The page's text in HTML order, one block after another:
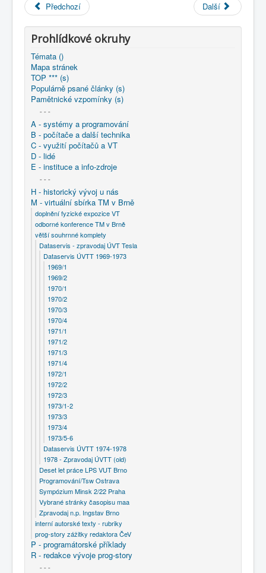
Předchozí Další
Prohlídkové okruhy
Témata ()
Mapa stránek
TOP *** (s)
Populárně psané články (s)
Pamětnické vzpomínky (s)
- - -
A - systémy a programování
B - počítače a další technika
C - využití počítačů a VT
D - lidé
E - instituce a info-zdroje
- - -
H - historický vývoj u nás
M - virtuální sbírka TM v Brně
doplnění fyzické expozice VT
odborné konference TM v Brně
větší souhrnné komplety
Dataservis - zpravodaj ÚVT Tesla
Dataservis ÚVTT 1969-1973
1969/1
1969/2
1970/1
1970/2
1970/3
1970/4
1971/1
1971/2
1971/3
1971/4
1972/1
1972/2
1972/3
1973/1-2
1973/3
1973/4
1973/5-6
Dataservis ÚVTT 1974-1978
1978 - Zpravodaj ÚVTT (old)
Deset let práce LPS VUT Brno
Programování/Tsw Ostrava
Sympózium Minsk 2/22 Praha
Vybrané stránky časopisu maa
Zpravodaj n.p. Ingstav Brno
interní autorské texty - rubriky
prog-story zážitky redaktora ČeV
P - programátorské příklady
R - redakce vývoje prog-story
- - -